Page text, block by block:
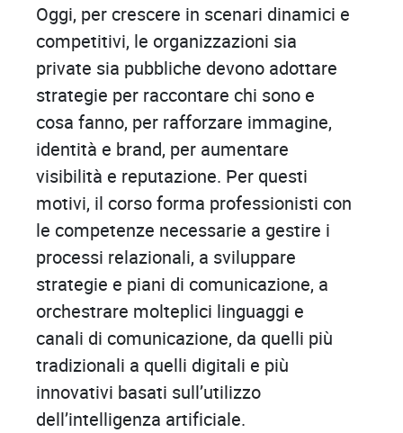
Oggi, per crescere in scenari dinamici e
competitivi, le organizzazioni sia
private sia pubbliche devono adottare
strategie per raccontare chi sono e
cosa fanno, per rafforzare immagine,
identità e brand, per aumentare
visibilità e reputazione. Per questi
motivi, il corso forma professionisti con
le competenze necessarie a gestire i
processi relazionali, a sviluppare
strategie e piani di comunicazione, a
orchestrare molteplici linguaggi e
canali di comunicazione, da quelli più
tradizionali a quelli digitali e più
innovativi basati sull’utilizzo
dell’intelligenza artificiale.